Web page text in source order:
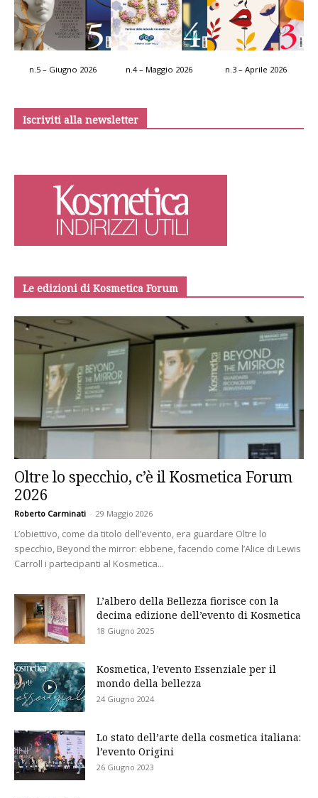
n.5 – Giugno 2026 n.4 – Maggio 2026 n.3 – Aprile 2026
Iscriviti alla newsletter
Le edizioni di Kosmetica Forum
Oltre lo specchio, c’è il Kosmetica Forum
2026
Roberto Carminati - 29 Maggio 2026
L’obiettivo, come da titolo dell’evento, era guardare Oltre lo
specchio, Beyond the mirror: ebbene, facendo come l’Alice di Lewis
Carroll i partecipanti al Kosmetica...
L’albero della Bellezza fiorisce con la
decima edizione dell’evento di Kosmetica
18 Giugno 2025
Kosmetica, l’evento Essenziale per il
mondo della bellezza
24 Giugno 2024
Lo stato dell’arte della cosmetica italiana:
l’evento Origini
26 Giugno 2023